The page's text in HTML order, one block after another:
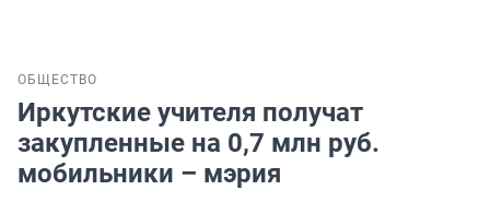
ОБЩЕСТВО
Иркутские учителя получат
закупленные на 0,7 млн руб.
мобильники – мэрия